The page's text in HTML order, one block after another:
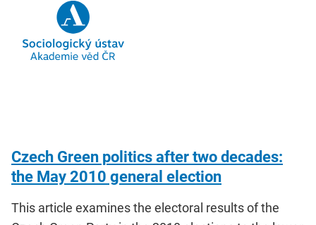
Czech Green politics after two decades:
the May 2010 general election
This article examines the electoral results of the